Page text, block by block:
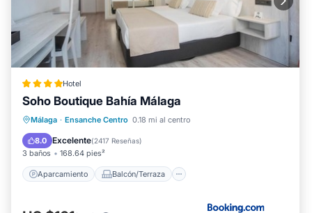
Hotel
Soho Boutique Bahía Málaga
Málaga · Ensanche Centro 0.18 mi al centro
8.0 Excelente(2417 Reseñas)
3 baños 168.64 pies²
Aparcamiento Balcón/Terraza
Aparcamiento
Balcón/Terraza
Aire acondicionado